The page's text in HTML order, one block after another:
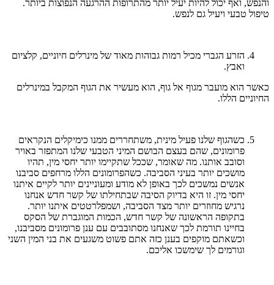
והנפש, ואף יכול להיות יעיל יותר מהתרופות ההרגעה הנפוצות ביותר.
טיפול טבעי ויעיל גם לנפש.
הזרע הגברי מכיל רמות גבוהות מאוד של מינרלים חיוניים, קלציום
ואבץ.
כאשר הוא מועבר מגוף אל גוף, הוא מעשיר את הגוף המקבל במינרלים
החיוניים הללו.
כשהגוף שלנו פעיל מינית, משתחררים ממנו כימיקלים הנקראים
פרומונים, שהם בעצם הבושם המיני הטבעי שלנו המתפזר באויר
וסובב אותנו. מה שאומר, שככל שתקיימו יותר יחסי מין, תהיו
מושכים יותר בעיני הסביבה. כשהפרומונים הללו מרחפים סביבנו
אנשים נמשכים לכך באופן לא מודע ומעוניינים יותר לקיים איתנו
יחסי מין. זו היא בדיוק הסיבה שבתחילתו של קשר חדש אנחנו
נרגיש מחוזרים יותר מצד הסביבה, ושמפלרטטים איתנו יותר.
בתקופה הראשונה של קשר חדש, הכמות המוגברת של הסקס
בחיינו תורמת לכך שאנחנו מסתובבים עם ענן פרומונים מסביבנו,
וכשאתם מוקפים בענן כזה אתם פשוט משגעים את בני המין השני
וגורמים לך שימשכו אליכם.